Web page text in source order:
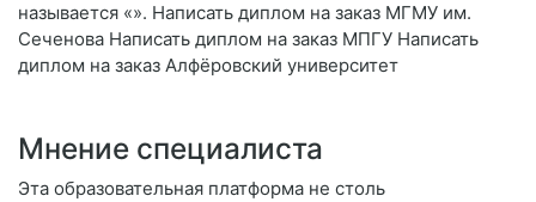
называется «». Написать диплом на заказ МГМУ им.
Сеченова Написать диплом на заказ МПГУ Написать
диплом на заказ Алфёровский университет
Мнение специалиста
Эта образовательная платформа не столь